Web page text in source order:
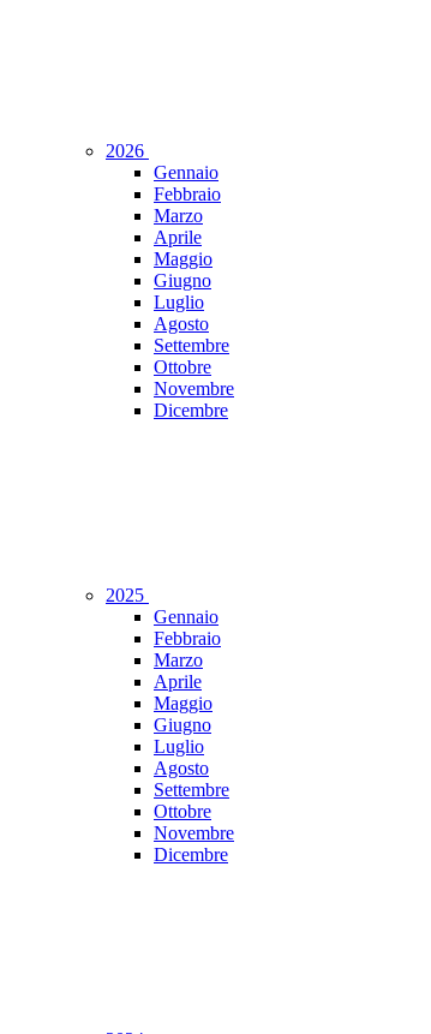
2026
Gennaio
Febbraio
Marzo
Aprile
Maggio
Giugno
Luglio
Agosto
Settembre
Ottobre
Novembre
Dicembre
2025
Gennaio
Febbraio
Marzo
Aprile
Maggio
Giugno
Luglio
Agosto
Settembre
Ottobre
Novembre
Dicembre